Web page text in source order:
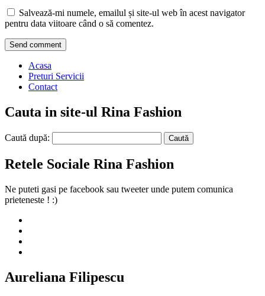
Salvează-mi numele, emailul și site-ul web în acest navigator
pentru data viitoare când o să comentez.
Acasa
Preturi Servicii
Contact
Cauta in site-ul Rina Fashion
Caută după:
Retele Sociale Rina Fashion
Ne puteti gasi pe facebook sau tweeter unde putem comunica
prieteneste ! :)
Aureliana Filipescu